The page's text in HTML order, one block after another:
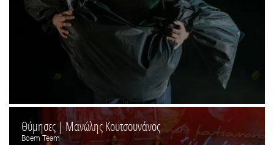
Θύμησες | Μανώλης Κουτσουνάνος
Boem Team